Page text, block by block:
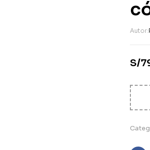
Autor:
S/